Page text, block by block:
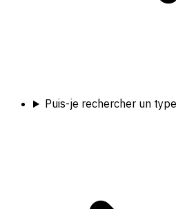
Puis-je rechercher un